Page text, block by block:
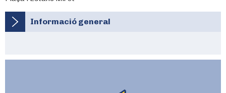
Informació general